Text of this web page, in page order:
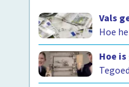
Vals
Hoe
Hoe